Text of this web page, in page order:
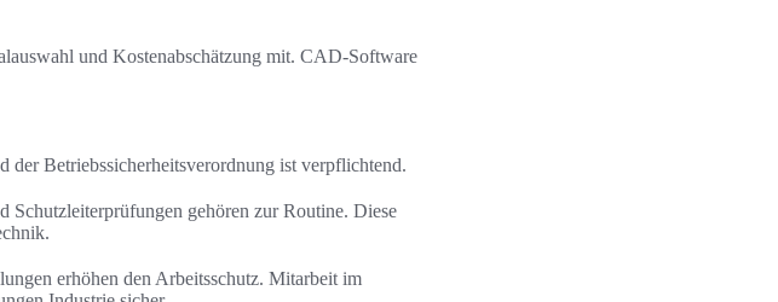
und Kostenabschätzung mit. CAD-Software
Betriebssicherheitsverordnung ist verpflichtend.
Schutzleiterprüfungen gehören zur Routine. Diese
erhöhen den Arbeitsschutz. Mitarbeit im